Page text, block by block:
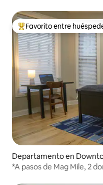
De los mejores en
Favorito entre
Departamento en
*A pasos de Mag Mile, 2